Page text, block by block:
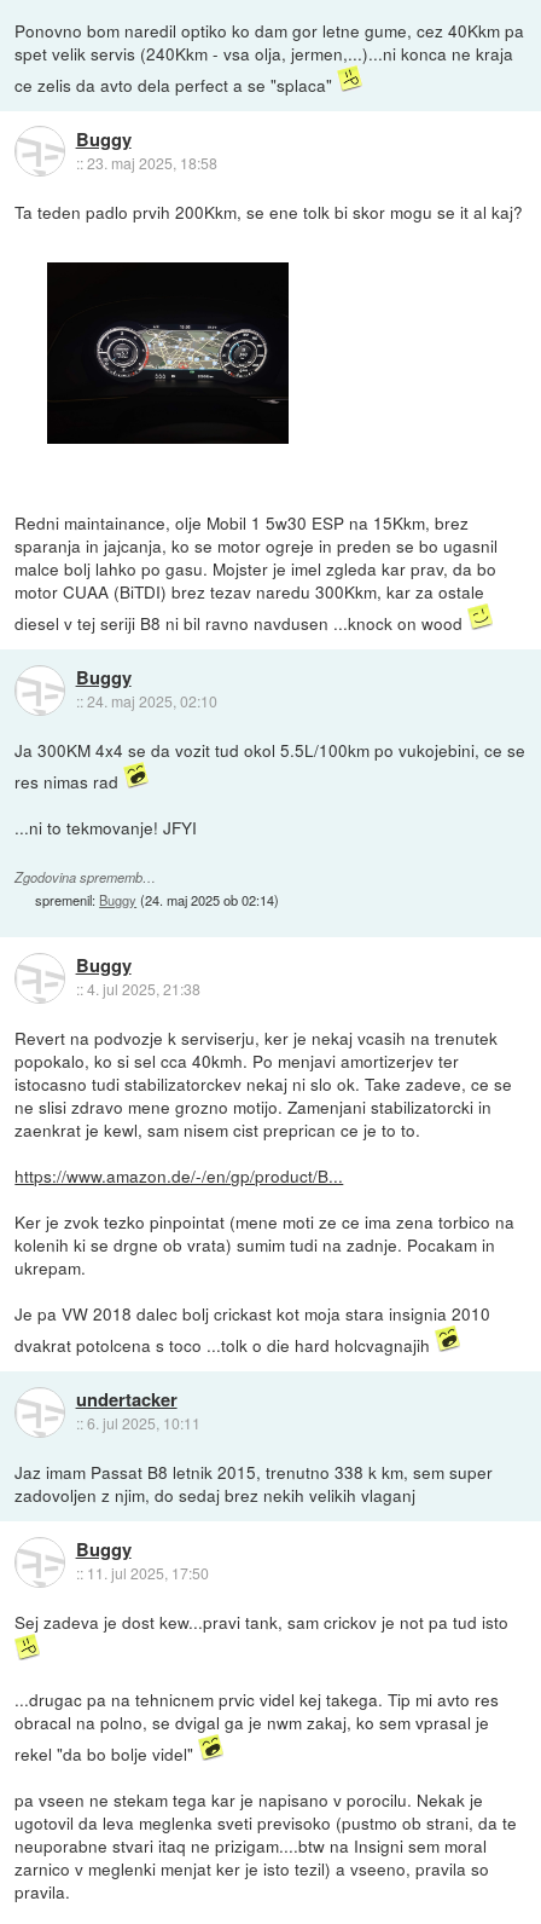
Ponovno bom naredil optiko ko dam gor letne gume, cez 40Kkm pa
spet velik servis (240Kkm - vsa olja, jermen,...)...ni konca ne kraja
ce zelis da avto dela perfect a se "splaca"
Buggy
::23. maj 2025, 18:58
Ta teden padlo prvih 200Kkm, se ene tolk bi skor mogu se it al kaj?
Redni maintainance, olje Mobil 1 5w30 ESP na 15Kkm, brez
sparanja in jajcanja, ko se motor ogreje in preden se bo ugasnil
malce bolj lahko po gasu. Mojster je imel zgleda kar prav, da bo
motor CUAA (BiTDI) brez tezav naredu 300Kkm, kar za ostale
diesel v tej seriji B8 ni bil ravno navdusen ...knock on wood
Buggy
::24. maj 2025, 02:10
Ja 300KM 4x4 se da vozit tud okol 5.5L/100km po vukojebini, ce se
res nimas rad
...ni to tekmovanje! JFYI
Zgodovina sprememb…
spremenil: Buggy (24. maj 2025 ob 02:14)
Buggy
::4. jul 2025, 21:38
Revert na podvozje k serviserju, ker je nekaj vcasih na trenutek
popokalo, ko si sel cca 40kmh. Po menjavi amortizerjev ter
istocasno tudi stabilizatorckev nekaj ni slo ok. Take zadeve, ce se
ne slisi zdravo mene grozno motijo. Zamenjani stabilizatorcki in
zaenkrat je kewl, sam nisem cist preprican ce je to to.
https://www.amazon.de/-/en/gp/product/B...
Ker je zvok tezko pinpointat (mene moti ze ce ima zena torbico na
kolenih ki se drgne ob vrata) sumim tudi na zadnje. Pocakam in
ukrepam.
Je pa VW 2018 dalec bolj crickast kot moja stara insignia 2010
dvakrat potolcena s toco ...tolk o die hard holcvagnajih
undertacker
::6. jul 2025, 10:11
Jaz imam Passat B8 letnik 2015, trenutno 338 k km, sem super
zadovoljen z njim, do sedaj brez nekih velikih vlaganj
Buggy
:: 11. jul 2025, 17:50
Sej zadeva je dost kew...pravi tank, sam crickov je not pa tud isto
...drugac pa na tehnicnem prvic videl kej takega. Tip mi avto res
obracal na polno, se dvigal ga je nwm zakaj, ko sem vprasal je
rekel "da bo bolje videl"
pa vseen ne stekam tega kar je napisano v porocilu. Nekak je
ugotovil da leva meglenka sveti previsoko (pustmo ob strani, da te
neuporabne stvari itaq ne prizigam....btw na Insigni sem moral
zarnico v meglenki menjat ker je isto tezil) a vseeno, pravila so
pravila.